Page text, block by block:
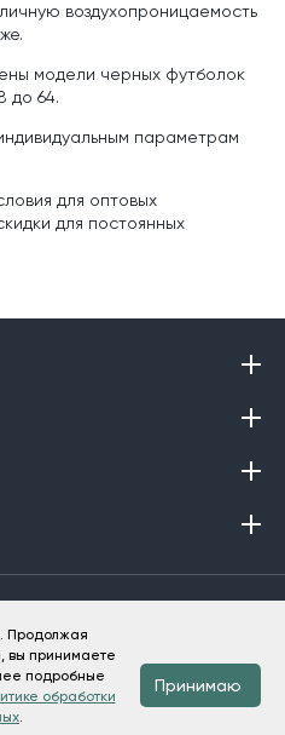
воздухопроницаемость
модели черных футболок
до 64.
параметрам
для оптовых
для постоянных
Продолжая
вы принимаете
подробные
обработки
.
Принимаю